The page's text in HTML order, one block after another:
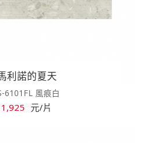
利諾的夏天
6101FL 風痕白
1,925 元/片